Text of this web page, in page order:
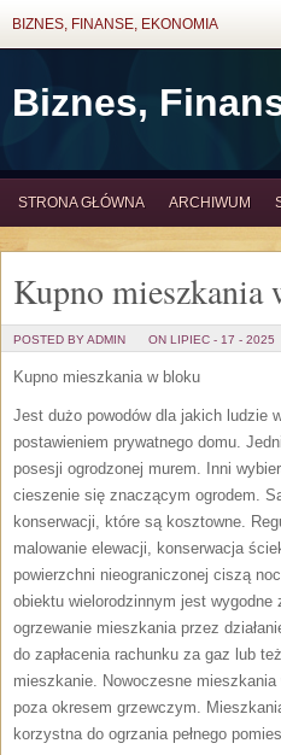
BIZNES, FINANSE, EKONOMIA
Biznes,
STRONA GŁÓWNA ARCHIWUM
Kupno mieszkania
POSTED BY ADMIN ON LIPIEC - 17 - 2025
Kupno mieszkania w bloku
Jest dużo powodów dla jakich ludzie
postawieniem prywatnego domu.
posesji ogrodzonej murem. Inni
cieszenie się znaczącym ogrodem.
konserwacji, które są kosztowne.
malowanie elewacji, konserwacja
powierzchni nieograniczonej ciszą
obiektu wielorodzinnym jest wygodne
ogrzewanie mieszkania przez
do zapłacenia rachunku za gaz lub
mieszkanie. Nowoczesne
poza okresem grzewczym.
korzystna do ogrzania pełnego